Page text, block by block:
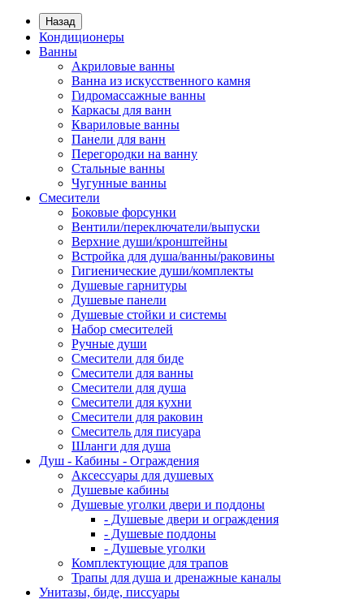
Назад
Кондиционеры
Ванны
Акриловые ванны
Ванна из искусственного камня
Гидромассажные ванны
Каркасы для ванн
Квариловые ванны
Панели для ванн
Перегородки на ванну
Стальные ванны
Чугунные ванны
Смесители
Боковые форсунки
Вентили/переключатели/выпуски
Верхние души/кронштейны
Встройка для душа/ванны/раковины
Гигиенические души/комплекты
Душевые гарнитуры
Душевые панели
Душевые стойки и системы
Набор смесителей
Ручные души
Смесители для биде
Смесители для ванны
Смесители для душа
Смесители для кухни
Смесители для раковин
Смеситель для писуара
Шланги для душа
Душ - Кабины - Ограждения
Аксессуары для душевых
Душевые кабины
Душевые уголки двери и поддоны
- Душевые двери и ограждения
- Душевые поддоны
- Душевые уголки
Комплектующие для трапов
Трапы для душа и дренажные каналы
Унитазы, биде, писсуары